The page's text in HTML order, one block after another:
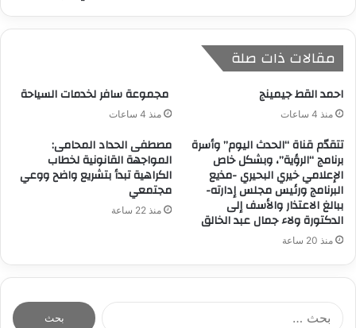
مقالات ذات صلة
احمد القط جيمينج
منذ 4 ساعات
مجموعة سافر لخدمات السياحة
منذ 4 ساعات
تتقدّم قناة “الحدث اليوم” وأسرة
برنامج “الرؤية”، وبشكل خاص
الإعلامي خيري البحيري -مذيع
البرنامج ورئيس مجلس إدارته-
ببالغ الاعتذار والأسف إلى
الدكتورة ولاء جمال عبد الخالق
منذ 20 ساعة
مصطفى الحداد المحامى:
المواجهة القانونية لخطاب
الكراهية تبدأ بتشريع واضح ووعي
مجتمعي
منذ 22 ساعة